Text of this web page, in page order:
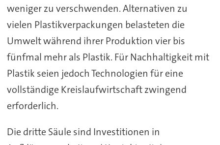
weniger zu verschwenden. Alternativen zu
vielen Plastikverpackungen belasteten die
Umwelt während ihrer Produktion vier bis
fünfmal mehr als Plastik. Für Nachhaltigkeit mit
Plastik seien jedoch Technologien für eine
vollständige Kreislaufwirtschaft zwingend
erforderlich.
Die dritte Säule sind Investitionen in